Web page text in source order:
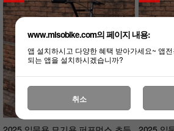
www.misobike.com의 페이지 내용:
앱 설치하시고 다양한 혜택 받아가세요~ 앱
되는 앱을 설치하시겠습니까?
취소